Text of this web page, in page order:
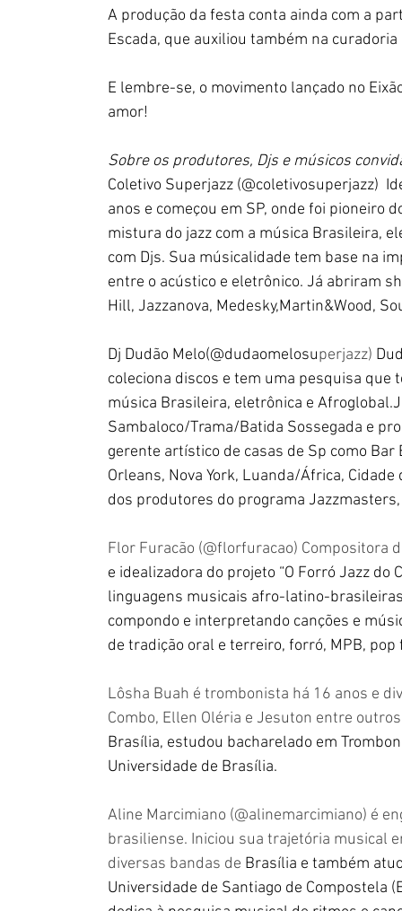
A produção da festa conta ainda com a
Escada, que auxiliou também na
E lembre-se, o movimento lançado no
amor!
Sobre os produtores, Djs e músicos
Coletivo Superjazz (@coletivosuperjazz)
anos e começou em SP, onde foi pioneiro
mistura do jazz com a música Brasileira,
com Djs. Sua músicalidade tem base na
entre o acústico e eletrônico. Já abriram
Hill, Jazzanova, Medesky,Martin&Wood,
Dj Dudão Melo(@dudaomelosuperjazz)
coleciona discos e tem uma pesquisa que
música Brasileira, eletrônica e
Sambaloco/Trama/Batida Sossegada e
gerente artístico de casas de Sp como
Orleans, Nova York, Luanda/África,
dos produtores do programa
Flor Furacão (@florfuracao) Compositora
e idealizadora do projeto “O Forró Jazz
linguagens musicais afro-latino-
compondo e interpretando canções e
de tradição oral e terreiro, forró, MPB,
Lôsha Buah é trombonista há 16 anos e
Combo, Ellen Oléria e Jesuton entre
Brasília, estudou bacharelado em
Universidade de Brasília.
Aline Marcimiano (@alinemarcimiano) é
brasiliense. Iniciou sua trajetória musical
diversas bandas de Brasília e também
Universidade de Santiago de Compostela